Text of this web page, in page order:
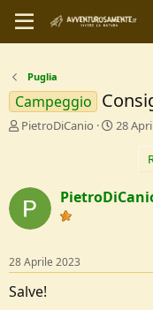
Puglia
Campeggio
C
t
o
r
i
c
PietroDiCanio
D
d
i
28
28 Aprile 2023
Salve!